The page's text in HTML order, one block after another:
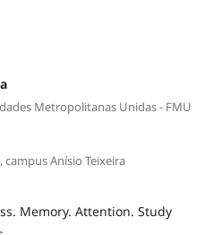
Metropolitanas Unidas - FMU
campus Anísio Teixeira
Memory. Attention. Study